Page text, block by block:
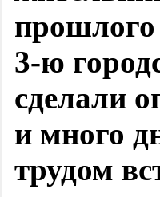
прошлого
3-ю
сделали
и много
трудом